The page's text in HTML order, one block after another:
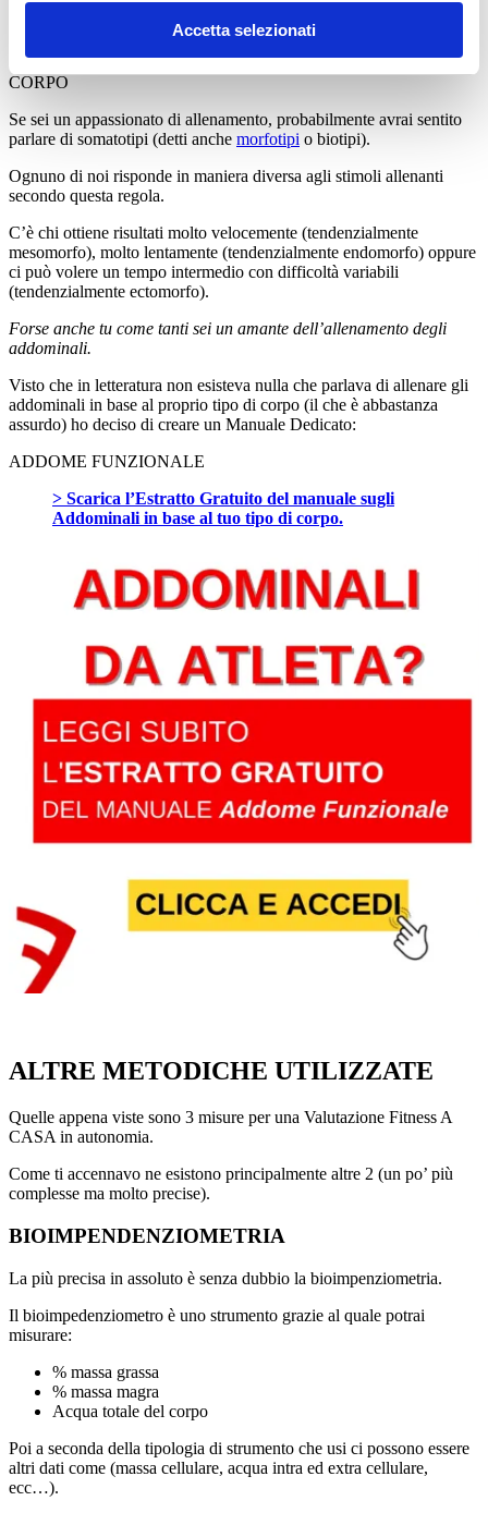
Accetta selezionati
SCOLPISCI GLI ADDOMINALI IN BASE AL TUO TIPO DI
CORPO
Se sei un appassionato di allenamento, probabilmente avrai sentito
parlare di somatotipi (detti anche morfotipi o biotipi).
Ognuno di noi risponde in maniera diversa agli stimoli allenanti
secondo questa regola.
C’è chi ottiene risultati molto velocemente (tendenzialmente
mesomorfo), molto lentamente (tendenzialmente endomorfo) oppure
ci può volere un tempo intermedio con difficoltà variabili
(tendenzialmente ectomorfo).
Forse anche tu come tanti sei un amante dell’allenamento degli
addominali.
Visto che in letteratura non esisteva nulla che parlava di allenare gli
addominali in base al proprio tipo di corpo (il che è abbastanza
assurdo) ho deciso di creare un Manuale Dedicato:
ADDOME FUNZIONALE
> Scarica l’Estratto Gratuito del manuale sugli
Addominali in base al tuo tipo di corpo.
ALTRE METODICHE UTILIZZATE
Quelle appena viste sono 3 misure per una Valutazione Fitness A
CASA in autonomia.
Come ti accennavo ne esistono principalmente altre 2 (un po’ più
complesse ma molto precise).
BIOIMPENDENZIOMETRIA
La più precisa in assoluto è senza dubbio la bioimpenziometria.
Il bioimpedenziometro è uno strumento grazie al quale potrai
misurare:
% massa grassa
% massa magra
Acqua totale del corpo
Poi a seconda della tipologia di strumento che usi ci possono essere
altri dati come (massa cellulare, acqua intra ed extra cellulare,
ecc…).